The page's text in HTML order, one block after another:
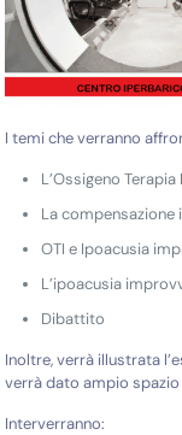
I temi che verranno
L’Ossigeno
La compensazione
OTI e Ipoacusia
L’ipoacusia
Dibattito
Inoltre, verrà illustrata
verrà dato ampio
Interverranno: